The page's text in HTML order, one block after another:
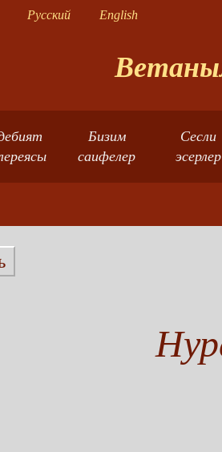
Русский English
Бизим
саифелер
Сесли
эсерлер